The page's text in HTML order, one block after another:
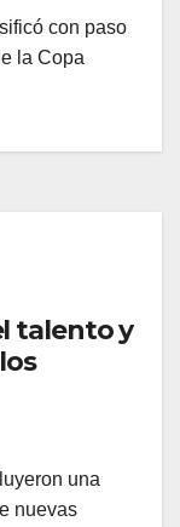
con paso
la Copa
talento y
una
nuevas